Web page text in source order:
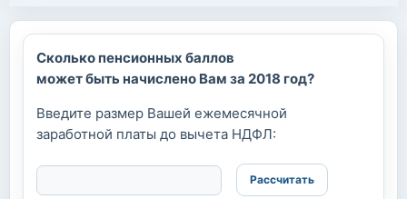
Сколько пенсионных баллов
может быть начислено Вам за 2018 год?
Введите размер Вашей ежемесячной
заработной платы до вычета НДФЛ: